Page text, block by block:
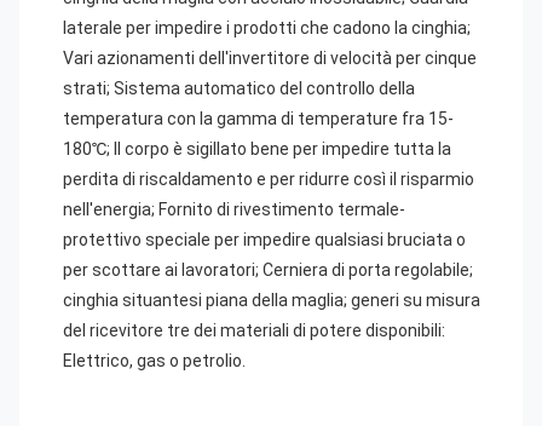
laterale per impedire i prodotti che cadono la cinghia;
Vari azionamenti dell'invertitore di velocità per cinque
strati; Sistema automatico del controllo della
temperatura con la gamma di temperature fra 15-
180℃; Il corpo è sigillato bene per impedire tutta la
perdita di riscaldamento e per ridurre così il risparmio
nell'energia; Fornito di rivestimento termale-
protettivo speciale per impedire qualsiasi bruciata o
per scottare ai lavoratori; Cerniera di porta regolabile;
cinghia situantesi piana della maglia; generi su misura
del ricevitore tre dei materiali di potere disponibili:
Elettrico, gas o petrolio.